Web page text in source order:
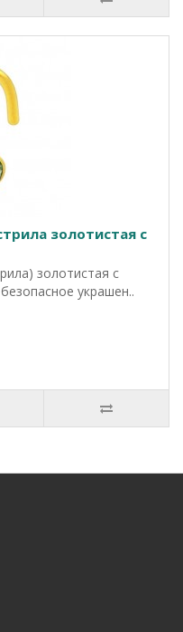
золотистая с
золотистая с
украшен..